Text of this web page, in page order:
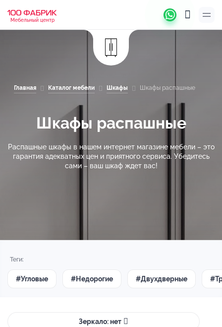
Мебельный центр
Главная Каталог мебели Шкафы Шкафы распашные
Шкафы распашные
Распашные шкафы в нашем интернет магазине мебели – это
гарантия адекватных цен и приятного сервиса. Убедитесь
сами – ваш шкаф ждет вас!
Теги:
#Угловые #Недорогие #Двухдверные
Зеркало: нет